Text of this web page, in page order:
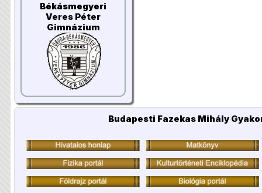
Békásmegyeri
Veres Péter
Gimnázium
Budapesti Fazekas Mihály